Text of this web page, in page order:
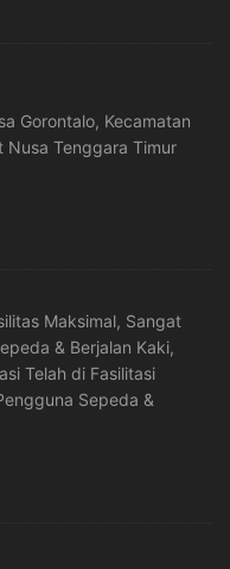
Gorontalo, Kecamatan
Nusa Tenggara Timur
Maksimal, Sangat
& Berjalan Kaki,
Telah di Fasilitasi
Sepeda &